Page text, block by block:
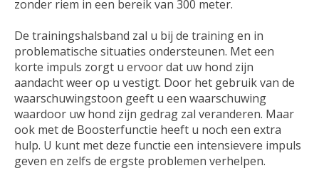
zonder riem in een bereik van 300 meter.
De trainingshalsband zal u bij de training en in
problematische situaties ondersteunen. Met een
korte impuls zorgt u ervoor dat uw hond zijn
aandacht weer op u vestigt. Door het gebruik van de
waarschuwingstoon geeft u een waarschuwing
waardoor uw hond zijn gedrag zal veranderen. Maar
ook met de Boosterfunctie heeft u noch een extra
hulp. U kunt met deze functie een intensievere impuls
geven en zelfs de ergste problemen verhelpen.